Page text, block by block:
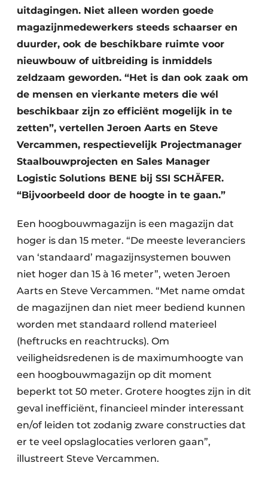
Contact
Evenementen
Dak & Gevel
Houtbouw
HVAC
Interieurarchitectuur
Keukens
Renovatie
Software
Toegangscontrole
Veiligheid & Opleiding
Zonwering
uitdagingen. Niet alleen worden goede
magazijnmedewerkers steeds schaarser en
duurder, ook de beschikbare ruimte voor
nieuwbouw of uitbreiding is inmiddels
zeldzaam geworden. “Het is dan ook zaak om
de mensen en vierkante meters die wél
beschikbaar zijn zo efficiënt mogelijk in te
zetten”, vertellen Jeroen Aarts en Steve
Vercammen, respectievelijk Projectmanager
Staalbouwprojecten en Sales Manager
Logistic Solutions BENE bij SSI SCHÄFER.
“Bijvoorbeeld door de hoogte in te gaan.”
Een hoogbouwmagazijn is een magazijn dat
hoger is dan 15 meter. “De meeste leveranciers
van ‘standaard’ magazijnsystemen bouwen
niet hoger dan 15 à 16 meter”, weten Jeroen
Aarts en Steve Vercammen. “Met name omdat
de magazijnen dan niet meer bediend kunnen
worden met standaard rollend materieel
(heftrucks en reachtrucks). Om
veiligheidsredenen is de maximumhoogte van
een hoogbouwmagazijn op dit moment
beperkt tot 50 meter. Grotere hoogtes zijn in dit
geval inefficiënt, financieel minder interessant
en/of leiden tot zodanig zware constructies dat
er te veel opslaglocaties verloren gaan”,
illustreert Steve Vercammen.